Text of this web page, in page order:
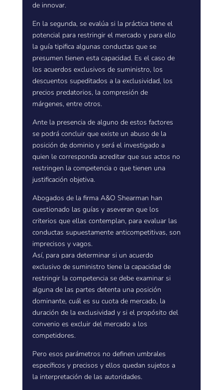
de innovar.
En la segunda, se evalúa si la práctica tiene el
potencial para restringir el mercado y para ello
la guía tipifica algunas conductas que se
presumen tienen esta capacidad. Es el caso de
los acuerdos exclusivos de suministro, los
descuentos supeditados a la exclusividad, los
precios predatorios, la compresión de
márgenes, entre otros.
Ante la presencia de alguno de estos factores
se podrá concluir que existe un abuso de la
posición de dominio y será el investigado a
quien le corresponda acreditar que sus actos no
restringen la competencia o que tienen una
justificación objetiva.
Abogados de la firma A&O Shearman han
cuestionado las guías y aseveran que los
criterios que ellas contemplan, para evaluar las
conductas supuestamente anticompetitivas, son
imprecisos y vagos.
Así, para para determinar si un acuerdo
exclusivo de suministro tiene la capacidad de
restringir la competencia se debe examinar si
alguna de las partes detenta una posición
dominante, cuál es su cuota de mercado, la
duración de la exclusividad y si el propósito del
convenio es excluir del mercado a los
competidores.
Pero esos parámetros no definen umbrales
específicos y precisos y ellos quedan sujetos a
la interpretación de las autoridades.